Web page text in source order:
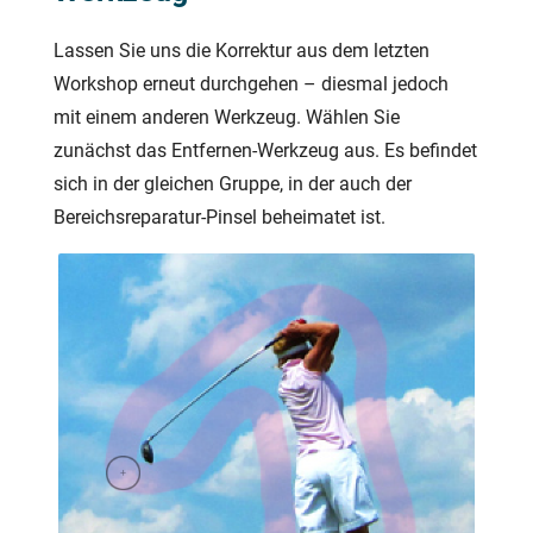
Lassen Sie uns die Korrektur aus dem letzten
Workshop erneut durchgehen – diesmal jedoch
mit einem anderen Werkzeug. Wählen Sie
zunächst das Entfernen-Werkzeug aus. Es befindet
sich in der gleichen Gruppe, in der auch der
Bereichsreparatur-Pinsel beheimatet ist.